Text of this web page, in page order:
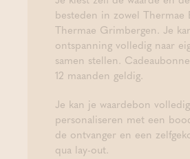
besteden in zowel Thermae
Thermae Grimbergen. Je
ontspanning volledig naar
samen stellen.
12 maanden geldig.
Je kan je waardebon volledig
personaliseren met een
de ontvanger en een
qua lay-out.